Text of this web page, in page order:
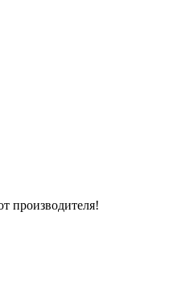
производителя!